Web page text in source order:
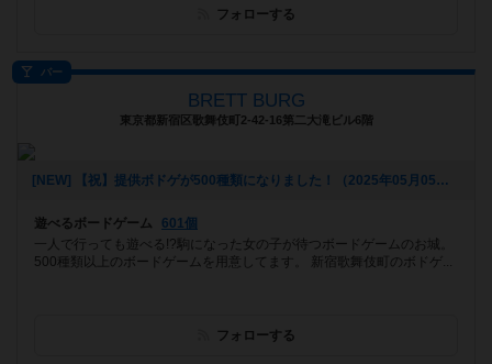
フォローする
バー
BRETT BURG
東京都新宿区歌舞伎町2-42-16第二大滝ビル6階
[NEW] 【祝】提供ボドゲが500種類になりました！（2025年05月05日 18時08分）
遊べるボードゲーム
601個
一人で行っても遊べる!?駒になった女の子が待つボードゲームのお城。
500種類以上のボードゲームを用意してます。 新宿歌舞伎町のボドゲ...
フォローする